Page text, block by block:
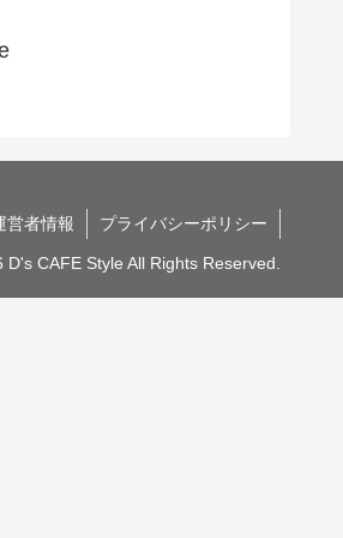
営者情報 プライバシーポリシー
CAFE Style All Rights Reserved.